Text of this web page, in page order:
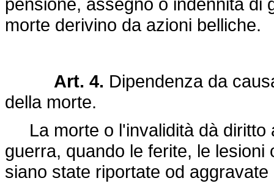
morte derivino da azioni belliche.
Art. 4. Dipendenza da
della morte.
La morte o l'invalidità dà diritto
guerra, quando le ferite, le
siano state riportate od